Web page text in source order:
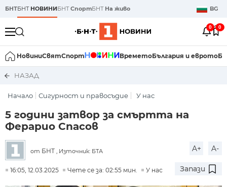
БНТБНТ НОВИНИБНТСпортБНТ На живо BG
0 0
НовиниСвятСпорт ВреметоБългария и еврото
НАЗАД
Начало Сигурност и правосъдие У нас
5 години затвор за смъртта на
Ферарио Спасов
от БНТ , Източник: БТА A+ A-
16:05, 12.03.2025 Чете се за: 02:55 мин. У нас Запази